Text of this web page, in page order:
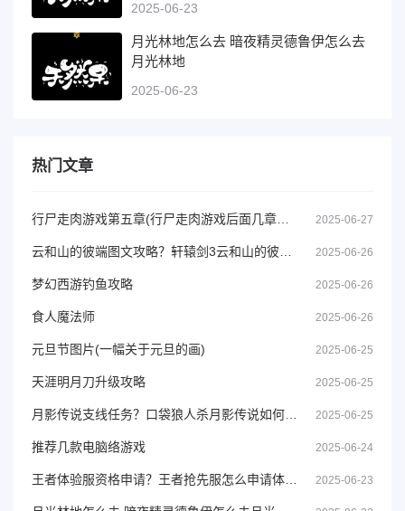
2025-06-23
月光林地怎么去 暗夜精灵德鲁伊怎么去
月光林地
2025-06-23
热门文章
2025-06-27
2025-06-26
梦幻西游钓鱼攻略 2025-06-26
食人魔法师 2025-06-26
元旦节图片(一幅关于元旦的画) 2025-06-25
天涯明月刀升级攻略 2025-06-25
2025-06-25
推荐几款电脑络游戏 2025-06-24
2025-06-23